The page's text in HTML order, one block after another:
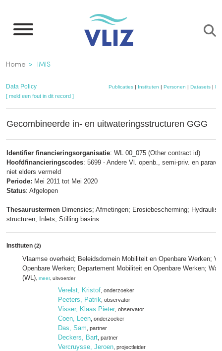
naar
inhoud
gaan
Kruimelpad
Home IMIS
Data Policy Publicaties| Instituten | Personen | Datasets|
[ meld een fout in dit record ]
Gecombineerde in- en uitwateringsstructuren GGG
Identifier financieringsorganisatie: WL 00_075 (Other contract id)
Hoofdfinancieringscodes: 5699 - Andere Vl. openb., semi-priv. en
niet elders vermeld
Periode: Mei 2011 tot Mei 2020
Status: Afgelopen
Thesaurustermen Dimensies; Afmetingen; Erosiebescherming;
structuren; Inlets; Stilling basins
Instituten (2)
Vlaamse overheid; Beleidsdomein Mobiliteit en Openbare Werken;
Openbare Werken; Departement Mobiliteit en Openbare Werken;
(WL) meer, uitvoerder
Verelst, Kristof , onderzoeker
Peeters, Patrik , observator
Visser, Klaas Pieter , observator
Coen, Leen , onderzoeker
Das, Sam , partner
Deckers, Bart , partner
Vercruysse, Jeroen , projectleider